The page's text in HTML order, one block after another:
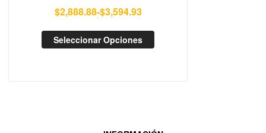
$2,888.88-$3,594.93
Seleccionar Opciones